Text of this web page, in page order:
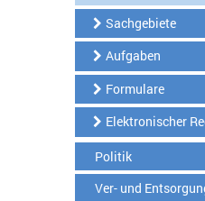
Sachgebiete
Aufgaben
Formulare
Elektronischer
Politik
Ver- und